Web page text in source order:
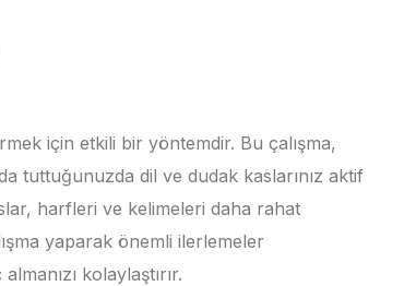
için etkili bir yöntemdir. Bu çalışma,
tuttuğunuzda dil ve dudak kaslarınız aktif
harfleri ve kelimeleri daha rahat
yaparak önemli ilerlemeler
kolaylaştırır.